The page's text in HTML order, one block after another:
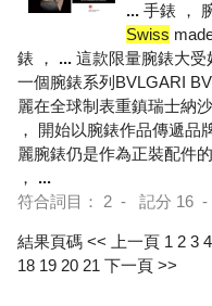
... 手錶 ，
Swiss
錶 ， ... 這款限量腕錶大受
一個腕錶系列BVLGARI
麗在全球制表重鎮瑞士納
， 開始以腕錶作品傳遞品
麗腕錶仍是作為正裝配件
， ...
符合詞目： 2 - 記分 16 -
結果頁碼 << 上一頁 1 2 3 4
18 19 20 21 下一頁 >>